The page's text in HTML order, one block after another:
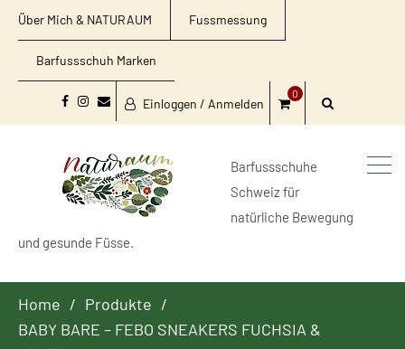
Über Mich & NATURAUM Fussmessung
Barfussschuh Marken
Facebook
Instagram
Email
Einloggen / Anmelden
0
Barfussschuhe
Schweiz für
natürliche Bewegung
und gesunde Füsse.
Home
Produkte
BABY BARE – FEBO SNEAKERS FUCHSIA &